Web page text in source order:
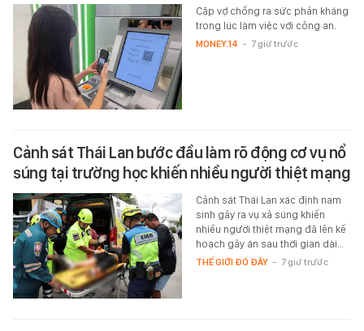
Cặp vợ chồng ra sức phản kháng
trong lúc làm việc với công an.
MONEY.14 - 7 giờ trước
Cảnh sát Thái Lan bước đầu làm rõ động cơ vụ nổ
súng tại trường học khiến nhiều người thiệt mạng
Cảnh sát Thái Lan xác định nam
sinh gây ra vụ xả súng khiến
nhiều người thiệt mạng đã lên kế
hoạch gây án sau thời gian dài…
THẾ GIỚI ĐÓ ĐÂY - 7 giờ trước